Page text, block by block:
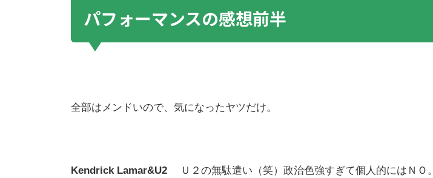
パフォーマンスの感想前半
全部はメンドいので、気になったヤツだけ。
Kendrick Lamar&U2 Ｕ２の無駄遣い（笑）政治色強すぎて個人的にはＮＯ。